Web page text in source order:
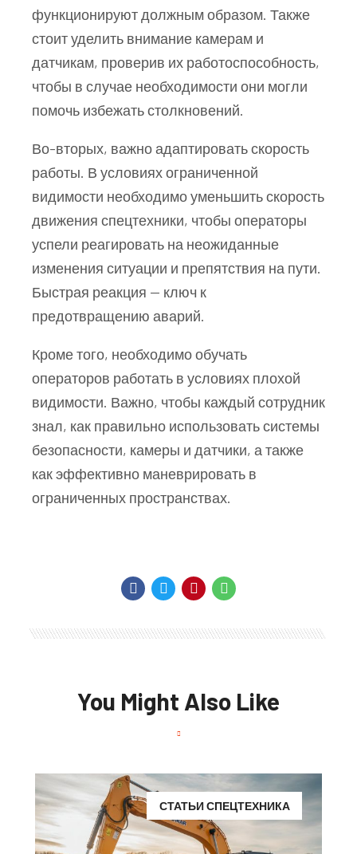
функционируют должным образом. Также
стоит уделить внимание камерам и
датчикам, проверив их работоспособность,
чтобы в случае необходимости они могли
помочь избежать столкновений.
Во-вторых, важно адаптировать скорость
работы. В условиях ограниченной
видимости необходимо уменьшить скорость
движения спецтехники, чтобы операторы
успели реагировать на неожиданные
изменения ситуации и препятствия на пути.
Быстрая реакция — ключ к
предотвращению аварий.
Кроме того, необходимо обучать
операторов работать в условиях плохой
видимости. Важно, чтобы каждый сотрудник
знал, как правильно использовать системы
безопасности, камеры и датчики, а также
как эффективно маневрировать в
ограниченных пространствах.
You Might Also Like
СТАТЬИ СПЕЦТЕХНИКА